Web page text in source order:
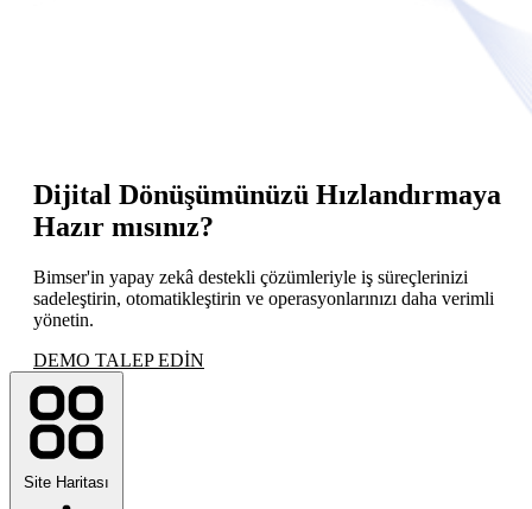
Dijital Dönüşümünüzü Hızlandırmaya
Hazır mısınız?
Bimser'in yapay zekâ destekli çözümleriyle iş süreçlerinizi
sadeleştirin, otomatikleştirin ve operasyonlarınızı daha verimli
yönetin.
DEMO TALEP EDİN
Site Haritası